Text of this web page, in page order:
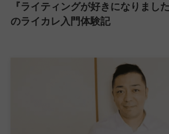
『ライティングが好きになりまし
のライカレ入門体験記